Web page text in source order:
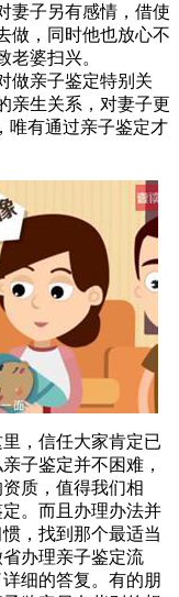
妻子另有感情，借使
做，同时他也放心不
老婆扫兴。
做亲子鉴定特别关
亲生关系，对妻子更
唯有通过亲子鉴定才
，信任大家肯定已
子鉴定并不困难，
质，值得我们相
。而且办理办法并
，找到那个最适当
办理亲子鉴定流
细的答复。有的朋